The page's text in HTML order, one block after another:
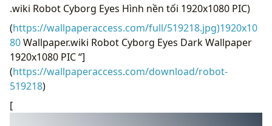
.wiki Robot Cyborg Eyes Hình nền tối 1920x1080 PIC)
(https://wallpaperaccess.com/full/519218.jpg)1920x10
80Wallpaper.wiki Robot Cyborg Eyes Dark Wallpaper
1920x1080 PIC “]
(https://wallpaperaccess.com/download/robot-
519218)
[